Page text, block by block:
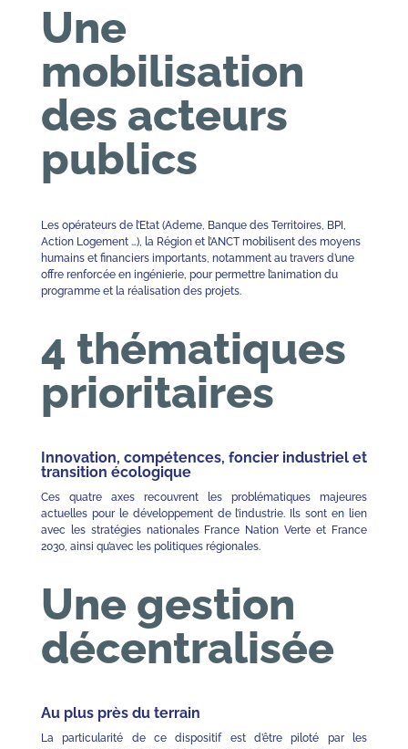
Une
mobilisation
des acteurs
publics
Les opérateurs de l’Etat (Ademe, Banque des Territoires, BPI,
Action Logement …), la Région et l’ANCT mobilisent des moyens
humains et financiers importants, notamment au travers d’une
offre renforcée en ingénierie, pour permettre l’animation du
programme et la réalisation des projets.
4 thématiques
prioritaires
Innovation, compétences, foncier industriel et
transition écologique
Ces quatre axes recouvrent les problématiques majeures
actuelles pour le développement de l’industrie. Ils sont en lien
avec les stratégies nationales France Nation Verte et France
2030, ainsi qu’avec les politiques régionales.
Une gestion
décentralisée
Au plus près du terrain
La particularité de ce dispositif est d’être piloté par les